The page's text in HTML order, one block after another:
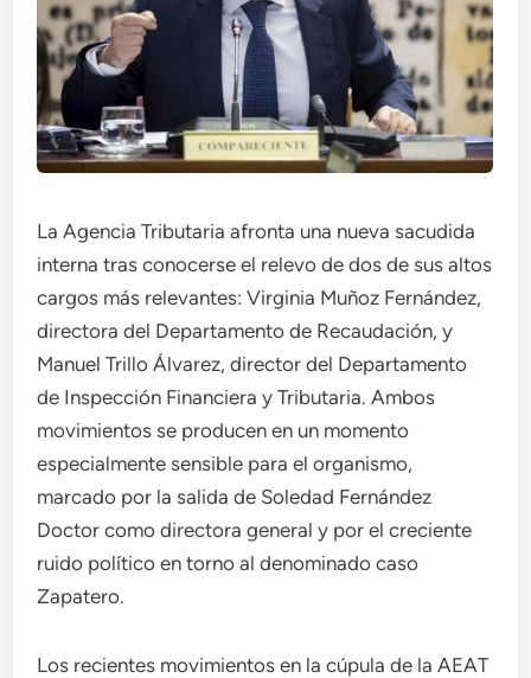
La Agencia Tributaria afronta una nueva sacudida
interna tras conocerse el relevo de dos de sus altos
cargos más relevantes: Virginia Muñoz Fernández,
directora del Departamento de Recaudación, y
Manuel Trillo Álvarez, director del Departamento
de Inspección Financiera y Tributaria. Ambos
movimientos se producen en un momento
especialmente sensible para el organismo,
marcado por la salida de Soledad Fernández
Doctor como directora general y por el creciente
ruido político en torno al denominado caso
Zapatero.
Los recientes movimientos en la cúpula de la AEAT